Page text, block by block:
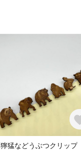
獰猛などうぶつクリップ